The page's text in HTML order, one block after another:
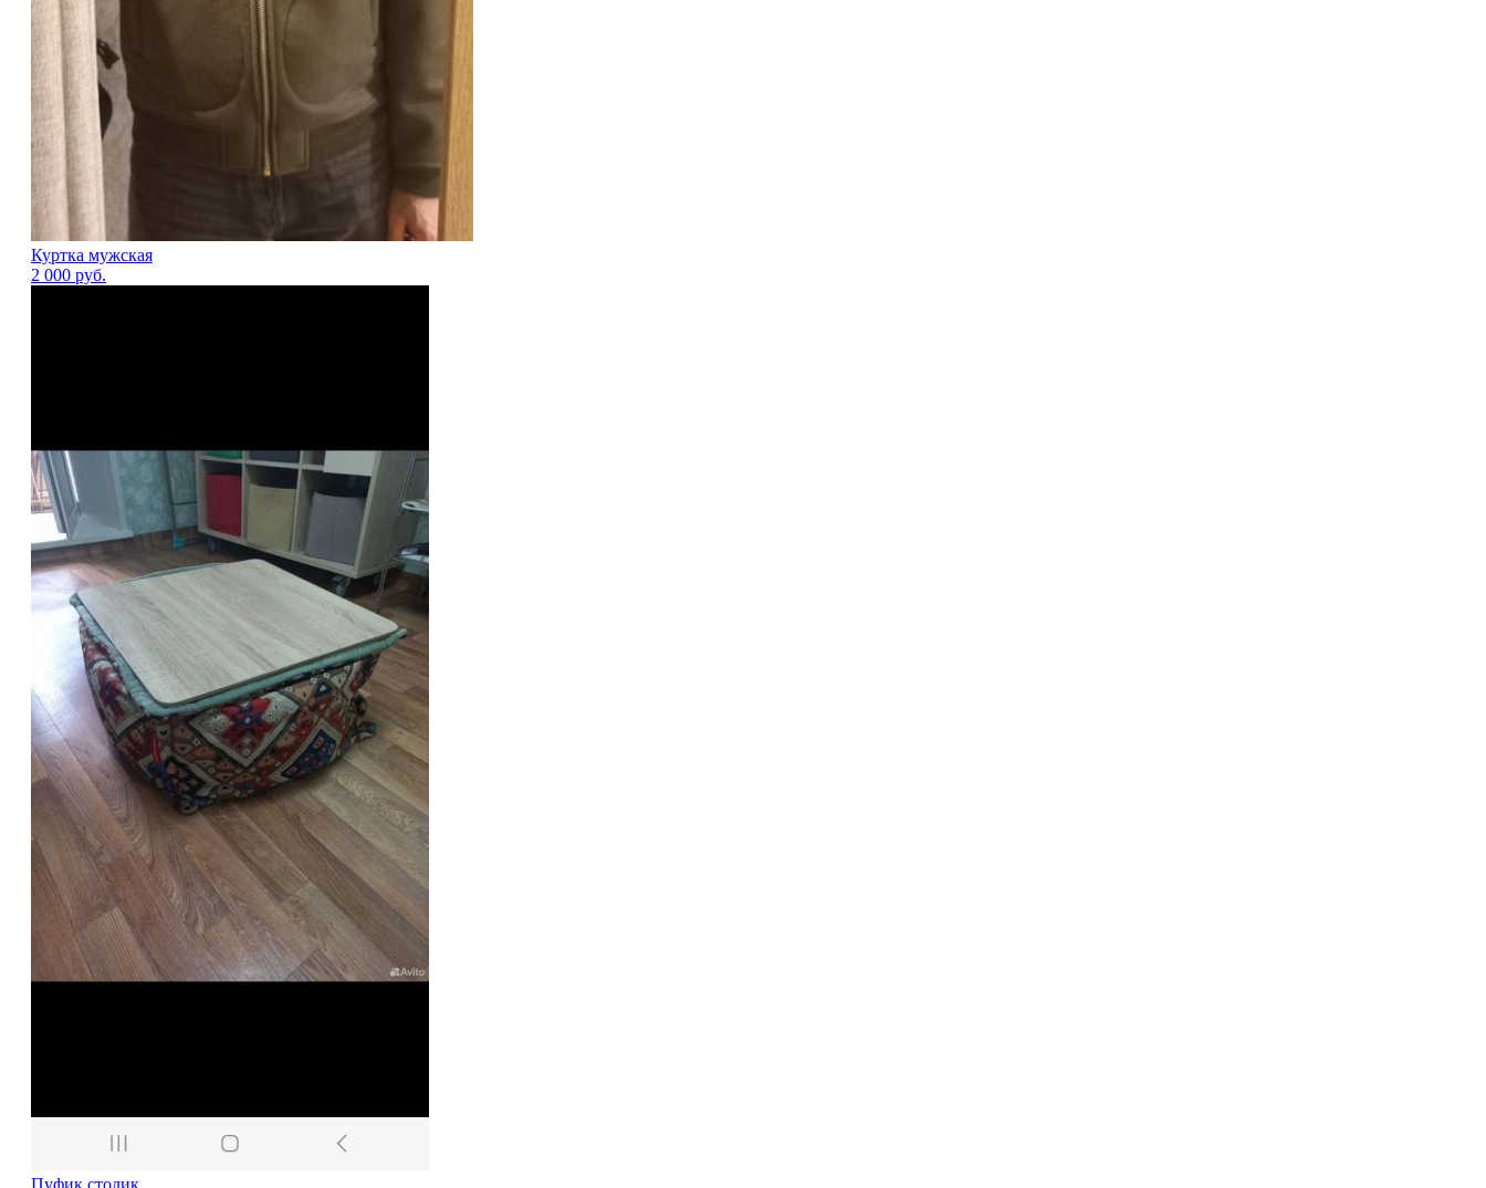
Куртка мужская
2 000 руб.